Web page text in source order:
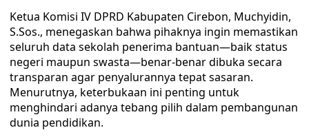
Ketua Komisi IV DPRD Kabupaten Cirebon, Muchyidin,
S.Sos., menegaskan bahwa pihaknya ingin memastikan
seluruh data sekolah penerima bantuan—baik status
negeri maupun swasta—benar-benar dibuka secara
transparan agar penyalurannya tepat sasaran.
Menurutnya, keterbukaan ini penting untuk
menghindari adanya tebang pilih dalam pembangunan
dunia pendidikan.